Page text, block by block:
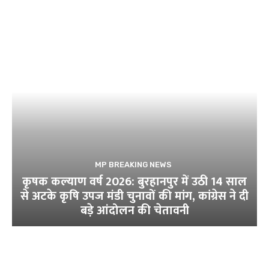
MP BREAKING NEWS
कृषक कल्याण वर्ष 2026: बुरहानपुर में उठी 14 साल
से अटके कृषि उपज मंडी चुनावों की मांग, कांग्रेस ने दी
बड़े आंदोलन की चेतावनी